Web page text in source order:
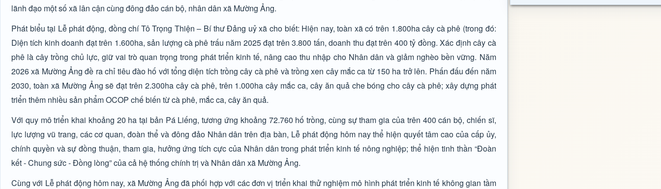
lãnh đạo một số xã lân cận cùng đông đảo cán bộ, nhân dân xã Mường Ảng.
Phát biểu tại Lễ phát động, đồng chí Tô Trọng Thiện – Bí thư Đảng uỷ xã cho biết: Hiện nay, toàn xã có trên 1.800ha cây cà phê (trong đó:
Diện tích kinh doanh đạt trên 1.600ha, sản lượng cà phê trấu năm 2025 đạt trên 3.800 tấn, doanh thu đạt trên 400 tỷ đồng. Xác định cây cà
phê là cây trồng chủ lực, giữ vai trò quan trọng trong phát triển kinh tế, nâng cao thu nhập cho Nhân dân và giảm nghèo bền vững. Năm
2026 xã Mường Ảng đề ra chỉ tiêu đào hố với tổng diện tích trồng cây cà phê và trồng xen cây mắc ca từ 150 ha trở lên. Phấn đấu đến năm
2030, toàn xã Mường Ảng sẽ đạt trên 2.300ha cây cà phê, trên 1.000ha cây mắc ca, cây ăn quả che bóng cho cây cà phê; xây dựng phát
triển thêm nhiều sản phẩm OCOP chế biến từ cà phê, mắc ca, cây ăn quả.
Với quy mô triển khai khoảng 20 ha tại bản Pá Liếng, tương ứng khoảng 72.760 hố trồng, cùng sự tham gia của trên 400 cán bộ, chiến sĩ,
lực lượng vũ trang, các cơ quan, đoàn thể và đông đảo Nhân dân trên địa bàn, Lễ phát động hôm nay thể hiện quyết tâm cao của cấp ủy,
chính quyền và sự đồng thuận, tham gia, hưởng ứng tích cực của Nhân dân trong phát triển kinh tế nông nghiệp; thể hiện tinh thần “Đoàn
kết - Chung sức - Đồng lòng” của cả hệ thống chính trị và Nhân dân xã Mường Ảng.
Cùng với Lễ phát động hôm nay, xã Mường Ảng đã phối hợp với các đơn vị triển khai thử nghiệm mô hình phát triển kinh tế không gian tầm